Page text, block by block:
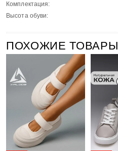
Комплектация:
Высота обуви:
ПОХОЖИЕ ТОВАРЫ